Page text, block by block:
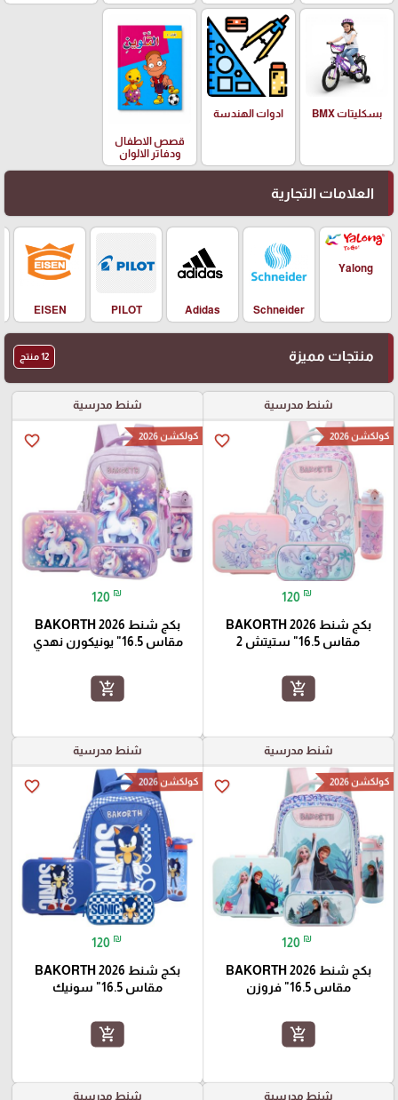
بسكليتات BMX ادوات الهندسة
قصص الاطفال
ودفاتر الالوان
العلامات التجارية
Yalong
Schneider
Adidas
PILOT
EISEN
منتجات مميزة 12 منتج
شنط مدرسية
favorite_border كولكشن 2026
120 ₪
بكج شنط BAKORTH 2026
مقاس 16.5" ستيتش 2
add_shopping_cart
شنط مدرسية
favorite_border كولكشن 2026
120 ₪
بكج شنط BAKORTH 2026
مقاس 16.5" يونيكورن نهدي
add_shopping_cart
شنط مدرسية
favorite_border كولكشن 2026
120 ₪
بكج شنط BAKORTH 2026
مقاس 16.5" فروزن
add_shopping_cart
شنط مدرسية
favorite_border كولكشن 2026
120 ₪
بكج شنط BAKORTH 2026
مقاس 16.5" سونيك
add_shopping_cart
شنط مدرسية شنط مدرسية